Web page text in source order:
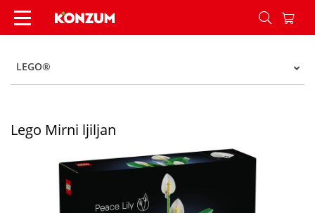
Lego Mirni ljiljan - Konzum
LEGO®
Lego Mirni ljiljan